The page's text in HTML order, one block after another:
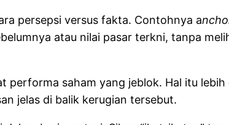
persepsi versus fakta. Contohnya a
atau nilai pasar terkni, tanpa
performa saham yang jeblok. Hal itu
jelas di balik kerugian tersebut.